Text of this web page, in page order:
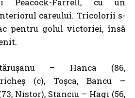
careului. Tricolorii s-
pentru golul victoriei, însă
– Hanca (86,
(c), Toșca, Bancu –
Nistor), Stanciu – Hagi (56,